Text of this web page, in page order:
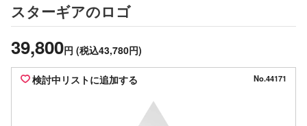
スターギアのロゴ
39,800円 (税込43,780円)
検討中リストに追加する No.44171